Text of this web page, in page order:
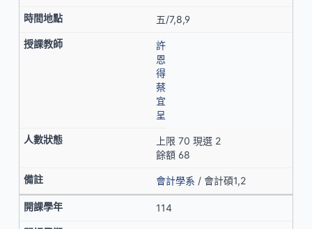
五/7,8,9
許
恩
得
蔡
宜
呈
上限 70 現選 2
餘額 68
會計學系 / 會計碩1,2
114